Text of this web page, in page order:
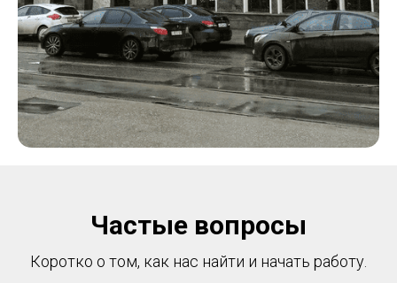
Частые вопросы
Коротко о том, как нас найти и начать работу.